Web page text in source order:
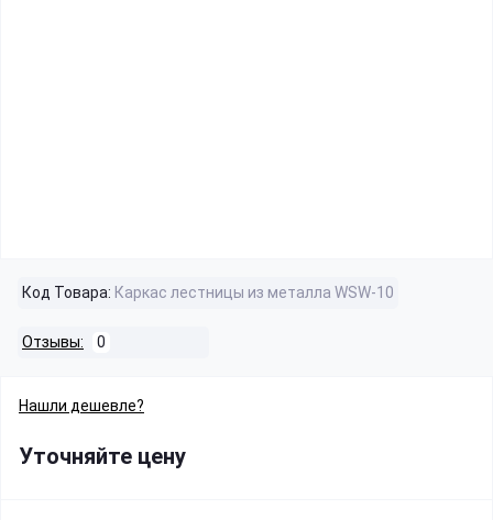
Код Товара: Каркас лестницы из металла WSW-10
Отзывы: 0
Нашли дешевле?
Уточняйте цену